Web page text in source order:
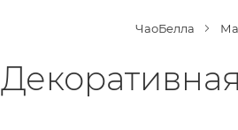
ЧаоБелла